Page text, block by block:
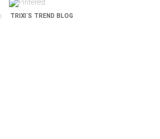
TRIXI´S TREND BLOG